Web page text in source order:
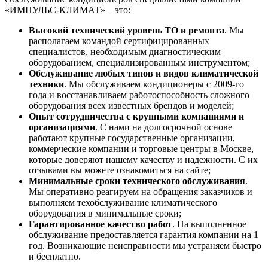
«ИМПУЛЬС-КЛИМАТ» – это:
Высокий технический уровень ТО и ремонта. Мы
располагаем командой сертифицированных
специалистов, необходимым диагностическим
оборудованием, специализированным инструментом;
Обслуживание любых типов и видов климатической
техники. Мы обслуживаем кондиционеры с 2009-го
года и восстанавливаем работоспособность сложного
оборудования всех известных брендов и моделей;
Опыт сотрудничества с крупными компаниями и
организациями. С нами на долгосрочной основе
работают крупные государственные организации,
коммерческие компании и торговые центры в Москве,
которые доверяют нашему качеству и надежности. С их
отзывами вы можете ознакомиться на сайте;
Минимальные сроки технического обслуживания.
Мы оперативно реагируем на обращения заказчиков и
выполняем техобслуживание климатического
оборудования в минимальные сроки;
Гарантированное качество работ. На выполненное
обслуживание предоставляется гарантия компании на 1
год. Возникающие неисправности мы устраняем быстро
и бесплатно.